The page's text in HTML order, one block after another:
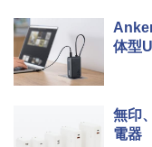
体型
無印
電器